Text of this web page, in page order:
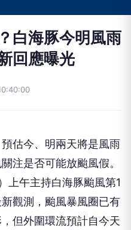
白海豚今明風雨
回應曝光
估今、明兩天將是風雨
注是否可能放颱風假。
上午主持白海豚颱風第1
觀測，颱風暴風圈已有
但外圍環流預計自今天